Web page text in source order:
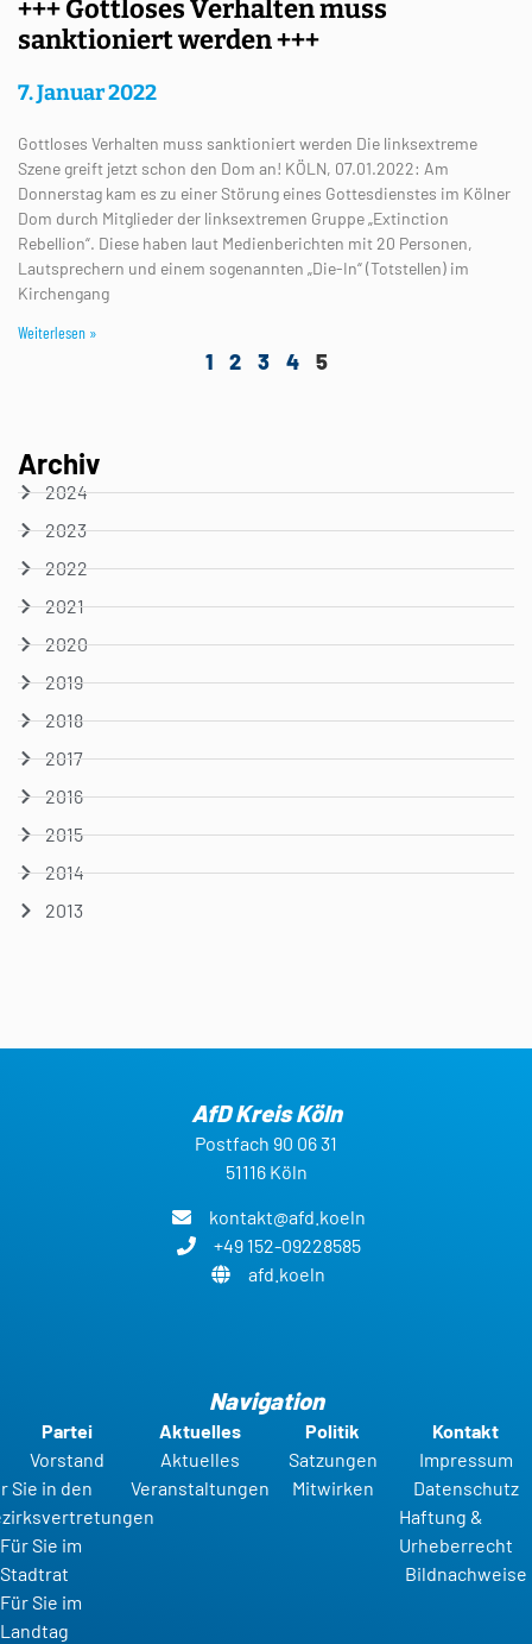
+++ Gottloses Verhalten muss
sanktioniert werden +++
7. Januar 2022
Gottloses Verhalten muss sanktioniert werden Die linksextreme
Szene greift jetzt schon den Dom an! KÖLN, 07.01.2022: Am
Donnerstag kam es zu einer Störung eines Gottesdienstes im Kölner
Dom durch Mitglieder der linksextremen Gruppe „Extinction
Rebellion“. Diese haben laut Medienberichten mit 20 Personen,
Lautsprechern und einem sogenannten „Die-In“ (Totstellen) im
Kirchengang
Weiterlesen »
1 2 3 4 5
Archiv
2024
2023
2022
2021
2020
2019
2018
2017
2016
2015
2014
2013
AfD Kreis Köln
Postfach 90 06 31
51116 Köln
kontakt@afd.koeln
+49 152-09228585
afd.koeln
Navigation
Partei
Vorstand
Sie in den
Für Sie im
Stadtrat
Für Sie im
Landtag
Aktuelles
Aktuelles
Veranstaltungen
Politik
Satzungen
Mitwirken
Kontakt
Impressum
Datenschutz
Haftung &
Urheberrecht
Bildnachweise